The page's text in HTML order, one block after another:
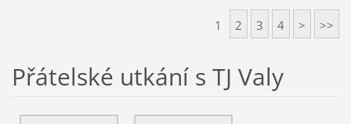
1 2 3 4 > >>
Přátelské utkání s TJ Valy